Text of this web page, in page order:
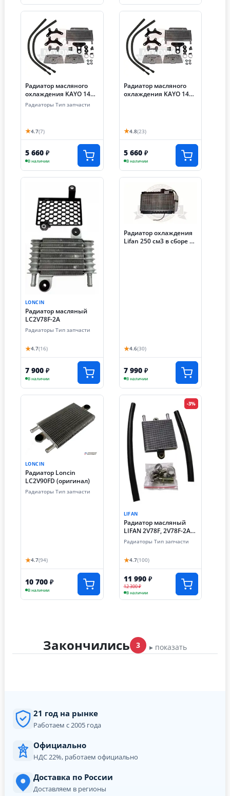
Радиатор масляного
охлаждения KAYO 140
см3 YX-140/150
(1P56FMJ), 4МКПП,
Радиаторы Тип запчасти
★4.7(7)
5 660 ₽
В наличии
Радиатор масляного
охлаждения KAYO 140
★4.8(23)
5 660 ₽
В наличии
LONCIN
Радиатор масляный
LC2V78F-2A
Радиаторы Тип запчасти
★4.7(16)
7 900 ₽
В наличии
Радиатор охлаждения
Lifan 250 см3 в сборе с
★4.6(30)
7 990 ₽
В наличии
LONCIN
Радиатор Loncin
LC2V90FD (оригинал)
Радиаторы Тип запчасти
★4.7(94)
10 700 ₽
В наличии
-3%
LIFAN
Радиатор масляный
LIFAN 2V78F, 2V78F-2A
(оригинал)
Радиаторы Тип запчасти
★4.7(100)
11 990 ₽
12 300 ₽
В наличии
Закончились 3 ▸ показать
21 год на рынке
Работаем с 2005 года
Официально
НДС 22%, работаем официально
Доставка по России
Доставляем в регионы